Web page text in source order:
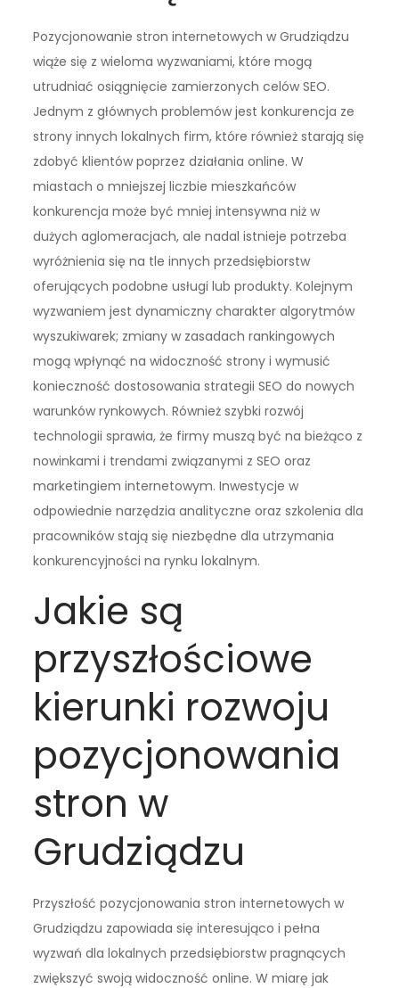
Pozycjonowanie stron internetowych w Grudziądzu
wiąże się z wieloma wyzwaniami, które mogą
utrudniać osiągnięcie zamierzonych celów SEO.
Jednym z głównych problemów jest konkurencja ze
strony innych lokalnych firm, które również starają się
zdobyć klientów poprzez działania online. W
miastach o mniejszej liczbie mieszkańców
konkurencja może być mniej intensywna niż w
dużych aglomeracjach, ale nadal istnieje potrzeba
wyróżnienia się na tle innych przedsiębiorstw
oferujących podobne usługi lub produkty. Kolejnym
wyzwaniem jest dynamiczny charakter algorytmów
wyszukiwarek; zmiany w zasadach rankingowych
mogą wpłynąć na widoczność strony i wymusić
konieczność dostosowania strategii SEO do nowych
warunków rynkowych. Również szybki rozwój
technologii sprawia, że firmy muszą być na bieżąco z
nowinkami i trendami związanymi z SEO oraz
marketingiem internetowym. Inwestycje w
odpowiednie narzędzia analityczne oraz szkolenia dla
pracowników stają się niezbędne dla utrzymania
konkurencyjności na rynku lokalnym.
Jakie są
przyszłościowe
kierunki rozwoju
pozycjonowania
stron w
Grudziądzu
Przyszłość pozycjonowania stron internetowych w
Grudziądzu zapowiada się interesująco i pełna
wyzwań dla lokalnych przedsiębiorstw pragnących
zwiększyć swoją widoczność online. W miarę jak